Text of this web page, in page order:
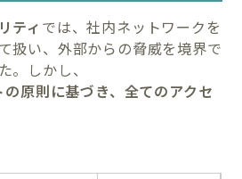
ティ では、社内ネットワークを
扱い、外部からの脅威を境界で
。しかし、
原則に基づき、全てのアクセ